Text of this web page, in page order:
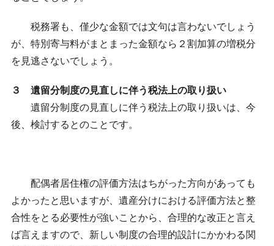
税務署も、僅少な金額では文句は言わないでしょう
が、特別寄与料がまとまった金額なら２割加算の増税分
を見逃さないでしょう。
３ 遺留分制度の見直しに伴う税法上の取り扱い
遺留分制度の見直しに伴う税法上の取り扱いは、今
後、検討するとのことです。
配偶者居住権の評価方法はちがった方向があっても
よかったと思いますが、遺産分けにおける評価方法と整
合性をとる必要性が強いことから、合理的な改正と言え
ば言えますので、新しい制度の合理的設計にかかわる関